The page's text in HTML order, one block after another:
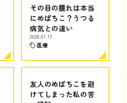
その目の腫れは本当
にめばちこ？うつる
病気との違い
2026.01.17
医療
友人のめばちこを避
けてしまった私の苦